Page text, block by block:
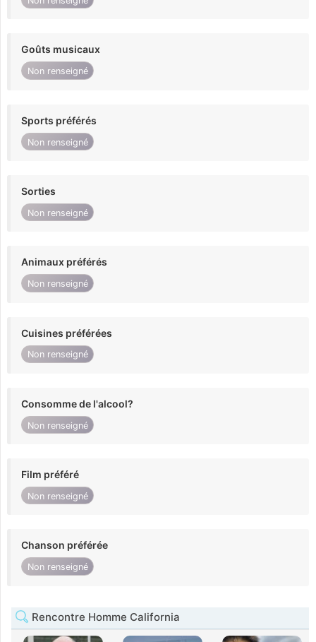
Goûts musicaux
Non renseigné
Sports préférés
Non renseigné
Sorties
Non renseigné
Animaux préférés
Non renseigné
Cuisines préférées
Non renseigné
Consomme de l'alcool?
Non renseigné
Film préféré
Non renseigné
Chanson préférée
Non renseigné
Rencontre Homme California